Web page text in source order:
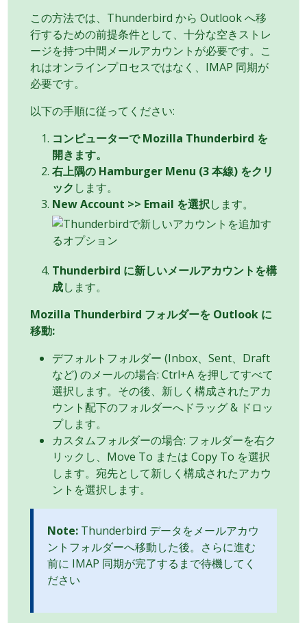
この方法では、Thunderbird から Outlook へ移
行するための前提条件として、十分な空きストレ
ージを持つ中間メールアカウントが必要です。こ
れはオンラインプロセスではなく、IMAP 同期が
必要です。
以下の手順に従ってください:
コンピューターで Mozilla Thunderbird を
開きます。
右上隅の Hamburger Menu (3 本線) をクリ
ック します。
New Account >> Email を選択します。
Thunderbird に新しいメールアカウントを構
成します。
Mozilla Thunderbird フォルダーを Outlook に
移動:
デフォルトフォルダー (Inbox、Sent、Draft
など) のメールの場合: Ctrl+A を押してすべて
選択します。その後、新しく構成されたアカ
ウント配下のフォルダーへドラッグ & ドロッ
プします。
カスタムフォルダーの場合: フォルダーを右ク
リックし、Move To または Copy To を選択
します。宛先として新しく構成されたアカウ
ントを選択します。
Note: Thunderbird データをメールアカウ
ントフォルダーへ移動した後。さらに進む
前に IMAP 同期が完了するまで待機してく
ださい